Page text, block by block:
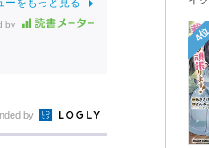
ーをもっと見る
by 4
by